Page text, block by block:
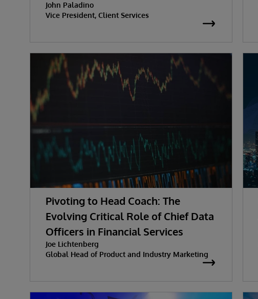
John Paladino
Vice President, Client Services
Pivoting to Head Coach: The
Evolving Critical Role of Chief Data
Officers in Financial Services
Joe Lichtenberg
Global Head of Product and Industry Marketing